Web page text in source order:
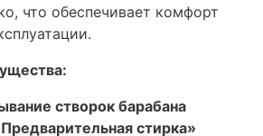
что обеспечивает комфорт
створок барабана
стирка»